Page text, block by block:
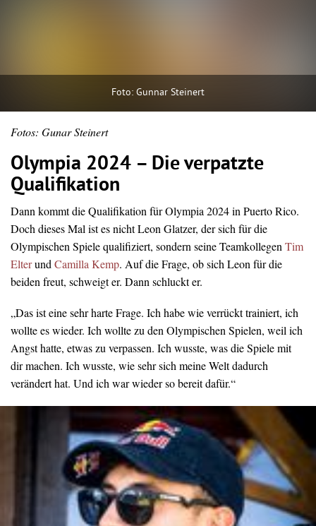
Foto: Gunnar Steinert
Fotos: Gunar Steinert
Olympia 2024 – Die verpatzte
Qualifikation
Dann kommt die Qualifikation für Olympia 2024 in Puerto Rico.
Doch dieses Mal ist es nicht Leon Glatzer, der sich für die
Olympischen Spiele qualifiziert, sondern seine Teamkollegen Tim
Elterund Camilla Kemp. Auf die Frage, ob sich Leon für die
beiden freut, schweigt er. Dann schluckt er.
„Das ist eine sehr harte Frage. Ich habe wie verrückt trainiert, ich
wollte es wieder. Ich wollte zu den Olympischen Spielen, weil ich
Angst hatte, etwas zu verpassen. Ich wusste, was die Spiele mit
dir machen. Ich wusste, wie sehr sich meine Welt dadurch
verändert hat. Und ich war wieder so bereit dafür.“